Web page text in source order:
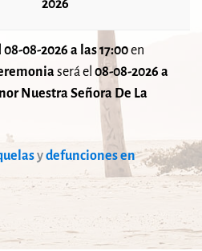
ydefunciones en
2026
08-08-2026 a las 17:00en
será el 08-08-2026 a
Nuestra Señora De La